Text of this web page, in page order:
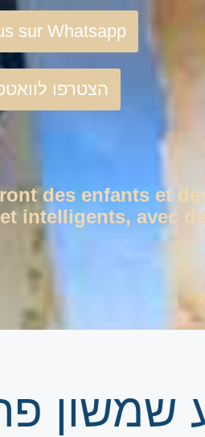
sur Whatsapp
הצטרפו
des enfants et
intelligents, avec
שמשון